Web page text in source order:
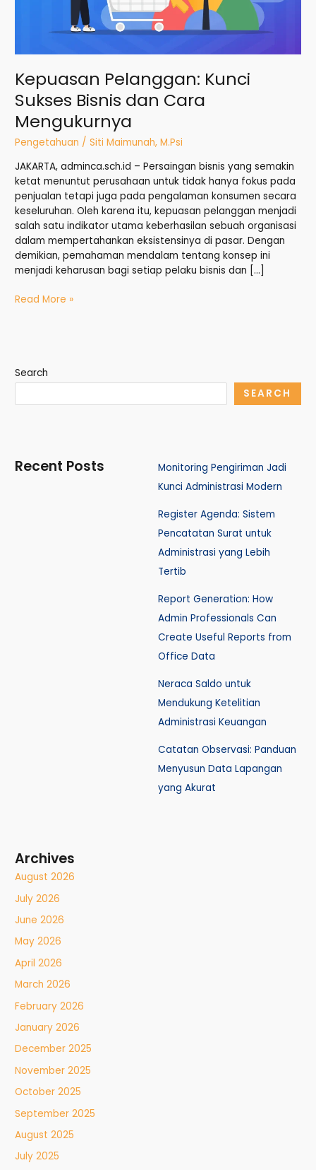
Kepuasan Pelanggan: Kunci
Sukses Bisnis dan Cara
Mengukurnya
Pengetahuan /Siti Maimunah, M.Psi
JAKARTA, adminca.sch.id – Persaingan bisnis yang semakin
ketat menuntut perusahaan untuk tidak hanya fokus pada
penjualan tetapi juga pada pengalaman konsumen secara
keseluruhan. Oleh karena itu, kepuasan pelanggan menjadi
salah satu indikator utama keberhasilan sebuah organisasi
dalam mempertahankan eksistensinya di pasar. Dengan
demikian, pemahaman mendalam tentang konsep ini
menjadi keharusan bagi setiap pelaku bisnis dan […]
Read More »
Search
SEARCH
Recent Posts
Monitoring Pengiriman Jadi
Kunci Administrasi Modern
Register Agenda: Sistem
Pencatatan Surat untuk
Administrasi yang Lebih
Tertib
Report Generation: How
Admin Professionals Can
Create Useful Reports from
Office Data
Neraca Saldo untuk
Mendukung Ketelitian
Administrasi Keuangan
Catatan Observasi: Panduan
Menyusun Data Lapangan
yang Akurat
Archives
August 2026
July 2026
June 2026
May 2026
April 2026
March 2026
February 2026
January 2026
December 2025
November 2025
October 2025
September 2025
August 2025
July 2025